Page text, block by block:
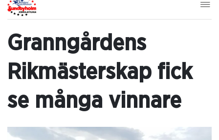
Granngårdens
Rikmästerskap fick
se många vinnare